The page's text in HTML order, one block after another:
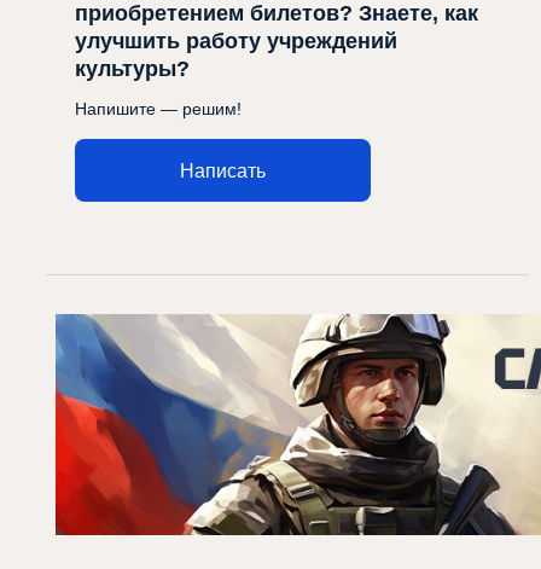
приобретением билетов? Знаете, как
улучшить работу учреждений
культуры?
Напишите — решим!
Написать